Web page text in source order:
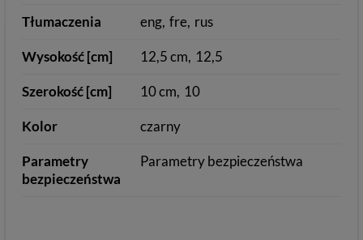
Tłumaczenia eng fre rus
Wysokość [cm] 12,5 cm 12,5
Szerokość [cm] 10 cm 10
Kolor czarny
Parametry
bezpieczeństwa
Parametry bezpieczeństwa